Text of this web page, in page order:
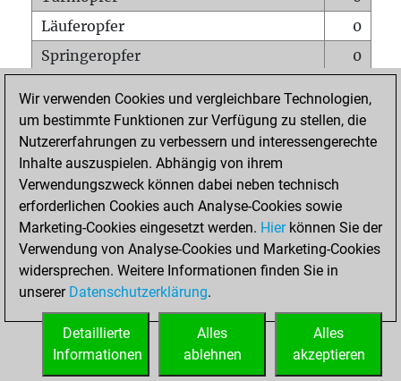
Läuferopfer
0
Springeropfer
0
Matt auf vollem Brett
0
Bauer setzt Matt
0
Erstickte Matts
Unterverwandlungen
Türme auf der siebten
0
STARTSEITE
Wir verwenden Cookies und vergleichbare Technologien,
um bestimmte Funktionen zur Verfügung zu stellen, die
Nutzererfahrungen zu verbessern und interessengerechte
Inhalte auszuspielen. Abhängig von ihrem
Verwendungszweck können dabei neben technisch
erforderlichen Cookies auch Analyse-Cookies sowie
Marketing-Cookies eingesetzt werden. Hierkönnen Sie der
Verwendung von Analyse-Cookies und Marketing-Cookies
widersprechen. Weitere Informationen finden Sie in
unserer Datenschutzerklärung.
Alles
akzeptieren
Alles
ablehnen
Detaillierte
Informationen